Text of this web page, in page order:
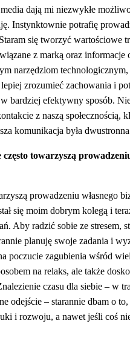
dają mi niezwykłe
Instynktownie potrafię
się tworzyć wartościowe
z marką oraz informacje
narzędziom
zrozumieć zachowania i
bardziej efektywny sposób.
z naszą społecznością,
komunikacja była
towarzyszą
prowadzeniu własnego
się moim dobrym kolegą i
Aby radzić sobie ze stresem,
planuję swoje zadania i
poczucie zagubienia wśród
na relaks, ale także
czasu dla siebie – w
odejście – starannie dbam o
i rozwoju, a nawet jeśli coś